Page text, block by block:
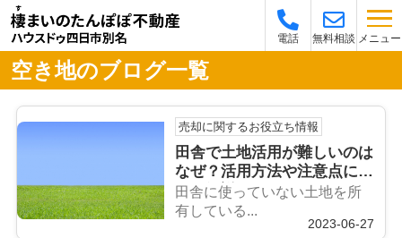
電話 無料相談 メニュー
空き地のブログ一覧
売却に関するお役立ち情報
田舎で土地活用が難しいのは
なぜ？活用方法や注意点につ
いて解説
田舎に使っていない土地を所
有している...
2023-06-27